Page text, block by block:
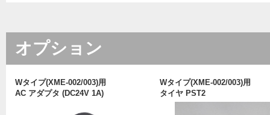
オプション
Wタイプ(XME-002/003)用
AC アダプタ (DC24V 1A)
Wタイプ(XME-002/003)用
タイヤ PST2